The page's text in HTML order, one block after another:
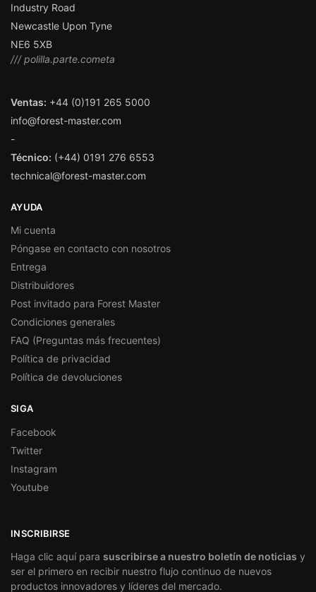
Industry Road
Newcastle Upon Tyne
NE6 5XB
/// polilla.parte.cometa
Ventas: +44 (0)191 265 5000
info@forest-master.com
-
Técnico: (+44) 0191 276 6553
technical@forest-master.com
AYUDA
Mi cuenta
Póngase en contacto con nosotros
Entrega
Distribuidores
Post invitado para Forest Master
Condiciones generales
FAQ (Preguntas más frecuentes)
Política de privacidad
Política de devoluciones
SIGA
Facebook
Twitter
Instagram
Youtube
INSCRIBIRSE
Haga clic aquí para suscribirse a nuestro boletín de noticias y
ser el primero en recibir nuestro flujo continuo de nuevos
productos innovadores y líderes del mercado.